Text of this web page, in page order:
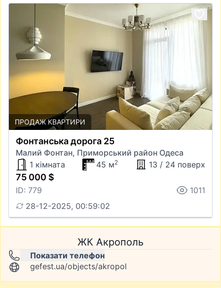
ПРОДАЖ КВАРТИРИ
Фонтанська дорога 25
Малий Фонтан, Приморський район Одеса
1 кімната
45 м2 13 / 24 поверх
75 000 $
ID: 779
1011
28-12-2025, 00:59:02
ЖК Акрополь
Показати телефон
gefest.ua/objects/akropol